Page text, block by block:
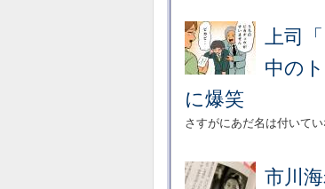
上司
中の
に爆笑
さすがにあだ名は付いて
市川